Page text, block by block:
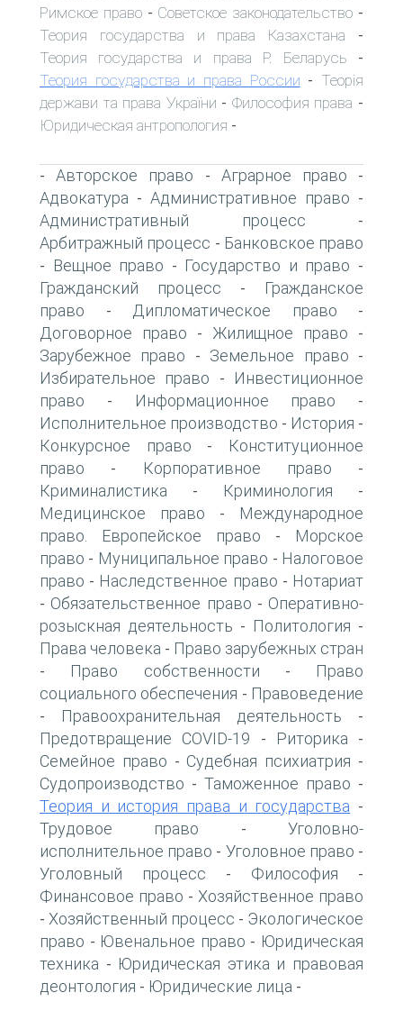
Римское право- Советское законодательство -
Теория государства и права Казахстана -
Теория государства и права Р. Беларусь -
Теория государства и права России - Теорія
держави та права України - Философия права -
Юридическая антропология -
-Авторское право - Аграрное право -
Адвокатура - Административное право -
Административный процесс -
Арбитражный процесс - Банковское право
- Вещное право - Государство и право -
Гражданский процесс -
Гражданское
право - Дипломатическое право -
Договорное право - Жилищное право -
Зарубежное право - Земельное право -
Избирательное право -
Инвестиционное
право - Информационное право -
Исполнительное производство - История -
Конкурсное право -
Конституционное
право - Корпоративное право -
Криминалистика - Криминология -
Медицинское право -
Международное
право. Европейское право -
Морское
право - Муниципальное право - Налоговое
право - Наследственное право - Нотариат
- Обязательственное право - Оперативно-
розыскная деятельность - Политология -
Права человека - Право зарубежных стран
- Право собственности -
Право
социального обеспечения - Правоведение
- Правоохранительная деятельность -
Предотвращение COVID-19 - Риторика -
Семейное право - Судебная психиатрия -
Судопроизводство - Таможенное право -
Теория и история права и государства -
Трудовое право -Уголовно-
исполнительное право - Уголовное право -
Уголовный процесс - Философия -
Финансовое право - Хозяйственное право
- Хозяйственный процесс - Экологическое
право - Ювенальное право - Юридическая
техника - Юридическая этика и правовая
деонтология - Юридические лица -